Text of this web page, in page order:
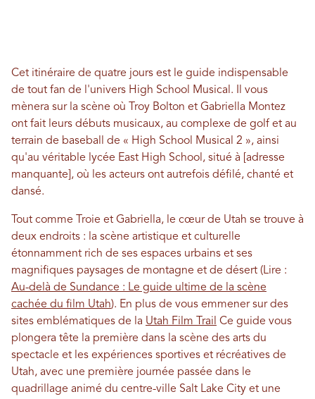
Cet itinéraire de quatre jours est le guide indispensable
de tout fan de l'univers High School Musical. Il vous
mènera sur la scène où Troy Bolton et Gabriella Montez
ont fait leurs débuts musicaux, au complexe de golf et au
terrain de baseball de « High School Musical 2 », ainsi
qu'au véritable lycée East High School, situé à [adresse
manquante], où les acteurs ont autrefois défilé, chanté et
dansé.
Tout comme Troie et Gabriella, le cœur de Utah se trouve à
deux endroits : la scène artistique et culturelle
étonnamment rich de ses espaces urbains et ses
magnifiques paysages de montagne et de désert (Lire :
Au-delà de Sundance : Le guide ultime de la scène
cachée du film Utah). En plus de vous emmener sur des
sites emblématiques de la Utah Film Trail Ce guide vous
plongera tête la première dans la scène des arts du
spectacle et les expériences sportives et récréatives de
Utah, avec une première journée passée dans le
quadrillage animé du centre-ville Salt Lake City et une